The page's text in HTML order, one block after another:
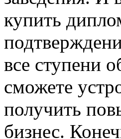
купить
все ступени
сможете
получить
бизнес.